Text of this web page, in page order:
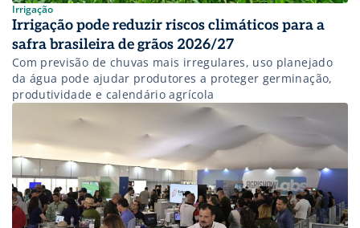
Irrigação
Irrigação pode reduzir riscos climáticos para a
safra brasileira de grãos 2026/27
Com previsão de chuvas mais irregulares, uso planejado
da água pode ajudar produtores a proteger germinação,
produtividade e calendário agrícola